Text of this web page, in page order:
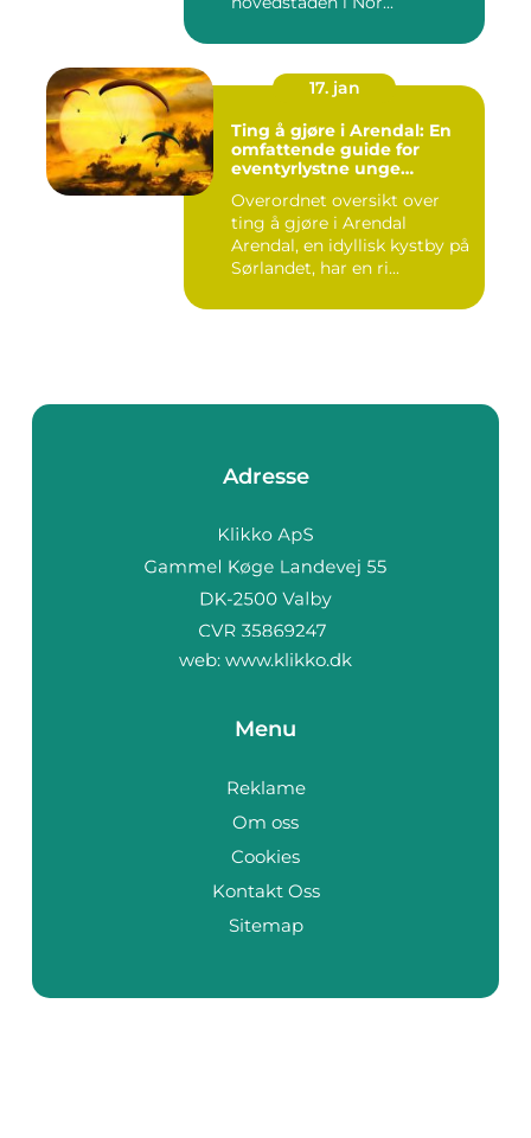
17. jan
Ting å gjøre i Arendal: En
omfattende guide for
eventyrlystne unge
Overordnet oversikt over
ting å gjøre i Arendal
Arendal, en idyllisk kystby på
Sørlandet, har en ri...
Adresse
web: www.klikko.dk
Menu
Reklame
Om oss
Cookies
Kontakt Oss
Sitemap